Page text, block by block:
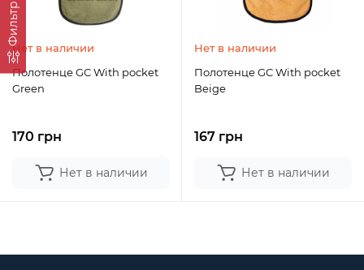
Фильтр
Нет в наличии
Полотенце GC With pocket
Green
170 грн
Нет в наличии
Нет в наличии
Полотенце GC With pocket
Beige
167 грн
Нет в наличии